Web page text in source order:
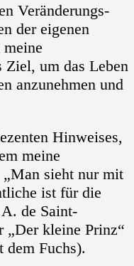
Veränderungs-
der eigenen
Ziel, um das Leben
anzunehmen und
Hinweises,
meine
sieht nur mit
ist für die
de Saint-
„Der kleine Prinz“
dem Fuchs).